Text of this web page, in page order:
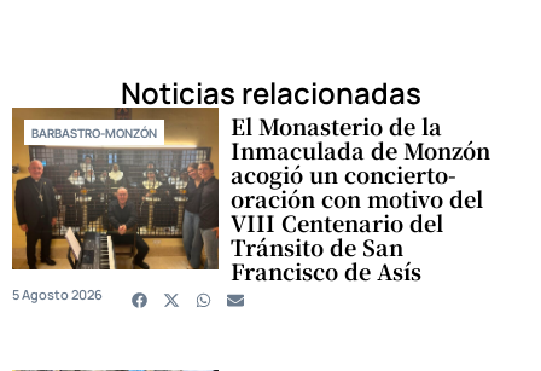
Noticias relacionadas
BARBASTRO-MONZÓN El Monasterio de la
Inmaculada de Monzón
acogió un concierto-
oración con motivo del
VIII Centenario del
Tránsito de San
Francisco de Asís
5 Agosto 2026